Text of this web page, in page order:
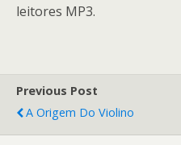
leitores MP3.
Previous Post
A Origem Do Violino